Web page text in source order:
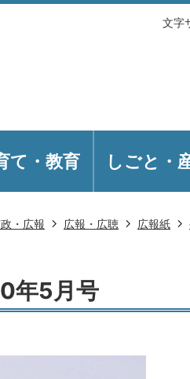
文字
て・教育 しごと・
・広報 広報・広聴 広報紙
年5月号